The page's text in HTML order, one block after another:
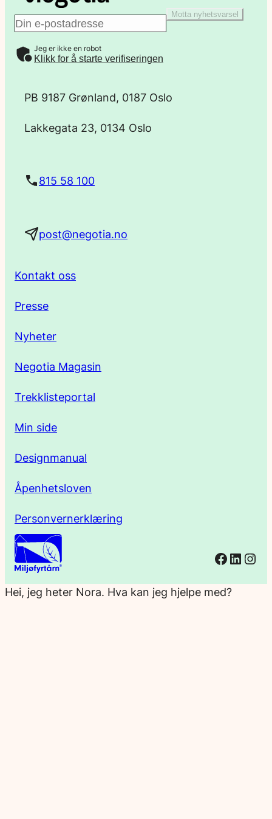
E
-
Motta nyhetsvarsel
Jeg er ikke en robot
Klikk for å starte verifiseringen
PB 9187 Grønland, 0187 Oslo
Lakkegata 23, 0134 Oslo
815 58 100
post@negotia.no
Kontakt oss
Presse
Nyheter
Negotia Magasin
Trekklisteportal
Min side
Designmanual
Åpenhetsloven
Personvernerklæring
Hei, jeg heter Nora. Hva kan jeg hjelpe med?